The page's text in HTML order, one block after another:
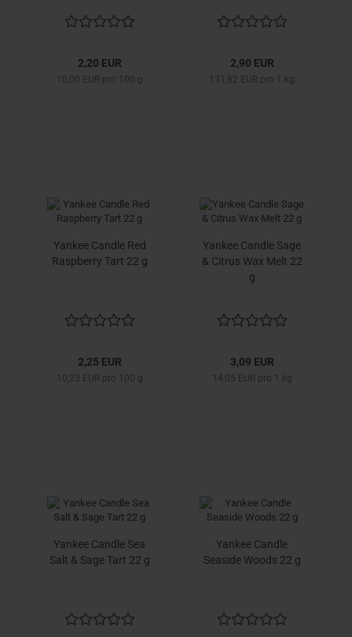
2,20 EUR
10,00 EUR pro 100 g
2,90 EUR
131,82 EUR pro 1 kg
Yankee Candle Red
Raspberry Tart 22 g
2,25 EUR
10,23 EUR pro 100 g
Yankee Candle Sage
& Citrus Wax Melt 22
g
3,09 EUR
14,05 EUR pro 1 kg
Yankee Candle Sea
Salt & Sage Tart 22 g
Yankee Candle
Seaside Woods 22 g